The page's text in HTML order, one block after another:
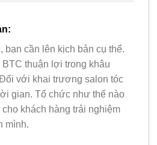
bạn cần lên kịch bản cụ thể.
thuận lợi trong khâu
với khai trương salon tóc
gian. Tổ chức như thế nào
khách hàng trải nghiệm
mình.